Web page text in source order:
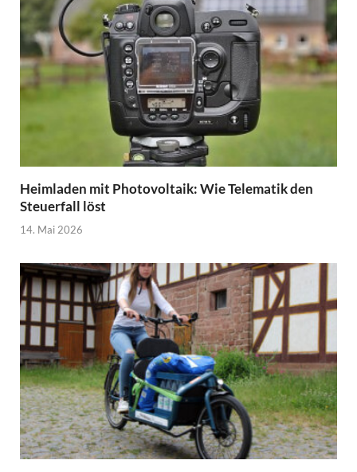
Heimladen mit Photovoltaik: Wie Telematik den
Steuerfall löst
14. Mai 2026